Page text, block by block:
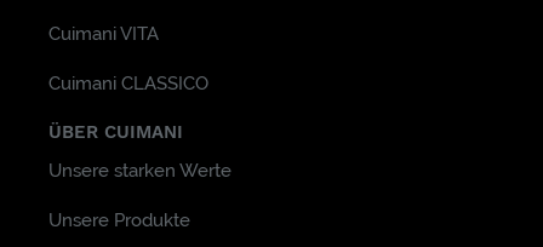
Cuimani VITA
Cuimani CLASSICO
ÜBER CUIMANI
Unsere starken Werte
Unsere Produkte